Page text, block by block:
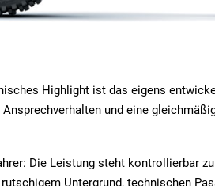
Highlight ist das eigens
und eine
Die Leistung steht kontrollierbar
Untergrund, technischen